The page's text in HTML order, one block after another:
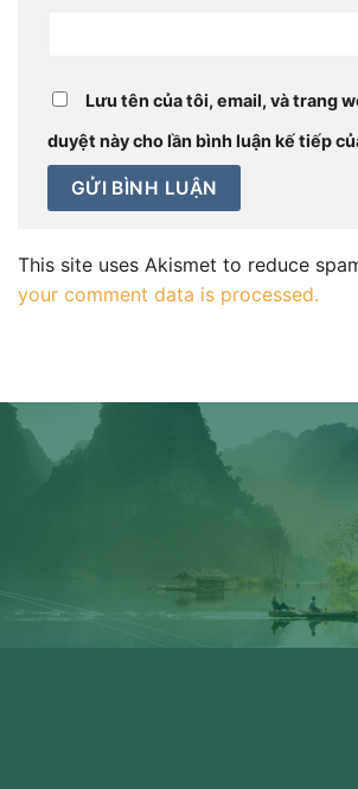
Lưu tên của tôi, email, và trang
duyệt này cho lần bình luận kế tiếp
This site uses Akismet to reduce
your comment data is processed.